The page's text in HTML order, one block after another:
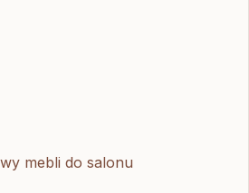
mebli do salonu